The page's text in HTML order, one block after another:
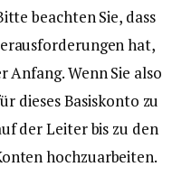
beachten Sie, dass
hat,
Anfang. Wenn Sie also
dieses Basiskonto zu
der Leiter bis zu den
hochzuarbeiten.